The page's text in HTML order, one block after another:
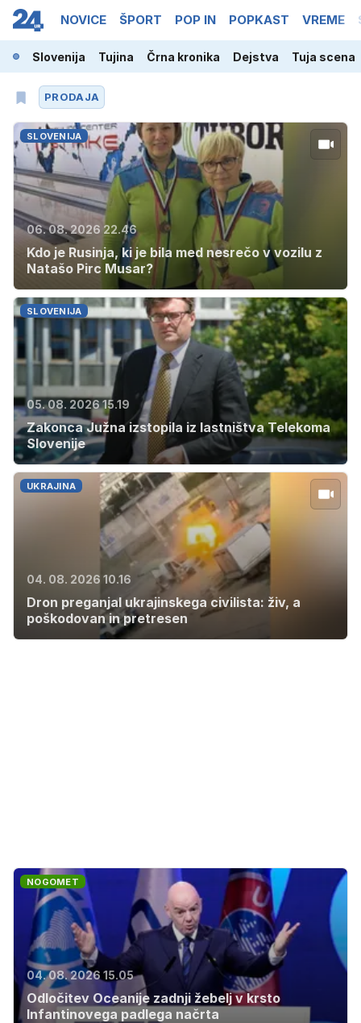
NOVICE ŠPORT POP IN POPKAST VREME
Slovenija Tujina Črna kronika Dejstva Tuja scena
PRODAJA
SLOVENIJA
06. 08. 2026 22.46
Kdo je Rusinja, ki je bila med nesrečo v vozilu z
Natašo Pirc Musar?
SLOVENIJA
05. 08. 2026 15.19
Zakonca Južna izstopila iz lastništva Telekoma
Slovenije
UKRAJINA
04. 08. 2026 10.16
Dron preganjal ukrajinskega civilista: živ, a
poškodovan in pretresen
NOGOMET
04. 08. 2026 15.05
Odločitev Oceanije zadnji žebelj v krsto
Infantinovega padlega načrta